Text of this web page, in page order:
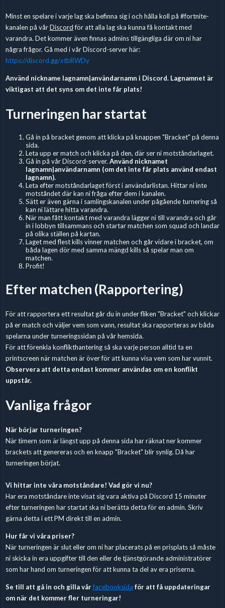
Minst en spelare i varje lag ska befinna sig i och hålla koll på #fortnite-
kanalen på vårDiscordför att alla lag ska kunna få kontakt med
varandra. Det kommer även finnas admins tillgängliga där om ni har
några frågor. Gå med i vår Discord-server här:
https://discord.gg/xtbRWDy
Använd nickname lagnamn|användarnamn i Discord. Lagnamnet är
viktigast att det syns om det inte får plats!
Turneringen har startat
Gå in på bracket genom att klicka på knappen "Bracket" på denna
sida.
Leta upp er match och klicka på den, där ser ni motståndarlaget.
Gå in på vår Discord-server. Använd nicknamet
lagnamn|användarnamn (om det inte får plats använd endast
lagnamn).
Leta efter motståndarlaget först i användarlistan. Hittar ni inte
motståndet där kan ni fråga efter dem i kanalen.
Sätt er även gärna i samlingskanalen under pågående turnering så
kan ni lättare hitta varandra.
När man fått kontakt med varandra lägger ni till varandra och går
in i lobbyn tillsammans och startar matchen som squad och landar
på olika ställen på kartan.
Laget med flest kills vinner matchen och går vidare i bracket, om
båda lagen dör med samma mängd kills så spelar man om
matchen.
Profit!
Efter matchen (Rapportering)
För att rapportera ett resultat går du in under fliken "Bracket" och klickar
på er match och väljer vem som vann, resultat ska rapporteras av båda
spelarna under turneringssidan på vår hemsida.
För att förenkla konflikthantering så ska varje person alltid ta en
printscreen när matchen är över för att kunna visa vem som har vunnit.
Observera att detta endast kommer användas om en konflikt
uppstår.
Vanliga frågor
När börjar turneringen?
När timern som är längst upp på denna sida har räknat ner kommer
brackets att genereras och en knapp "Bracket" blir synlig. Då har
turneringen börjat.
Vi hittar inte våra motståndare! Vad gör vi nu?
Har era motståndare inte visat sig vara aktiva på Discord 15 minuter
efter turneringen har startat ska ni berätta detta för en admin. Skriv
gärna detta i ett PM direkt till en admin.
Hur får vi våra priser?
När turneringen är slut eller om ni har placerats på en prisplats så måste
ni skicka in era uppgifter till den eller de tjänstgörande administratörer
som har hand om turneringen för att kunna ta del av era priserna.
Se till att gå in och gilla vårfacebooksida för att få uppdateringar
om när det kommer fler turneringar!